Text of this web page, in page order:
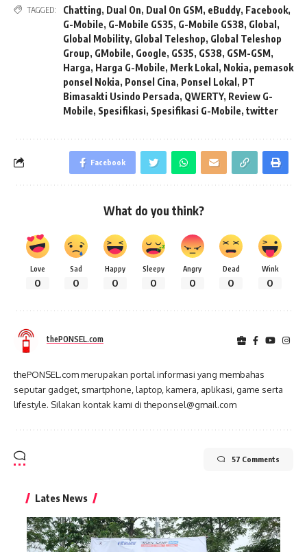
TAGGED: Chatting, Dual On, Dual On GSM, eBuddy, Facebook,
G-Mobile, G-Mobile GS35, G-Mobile GS38, Global ,
Global Mobility, Global Teleshop, Global Teleshop
Group, GMobile, Google, GS35, GS38, GSM-GSM,
Harga, Harga G-Mobile, Merk Lokal , Nokia, pemasok
ponsel Nokia, Ponsel Cina, Ponsel Lokal , PT
Bimasakti Usindo Persada, QWERTY, Review G-
Mobile, Spesifikasi, Spesifikasi G-Mobile, twitter
Facebook
What do you think?
Love
0
Sad
0
Happy
0
Sleepy
0
Angry
0
Dead
0
Wink
0
thePONSEL.com
thePONSEL.com merupakan portal informasi yang membahas
seputar gadget, smartphone, laptop, kamera, aplikasi, game serta
lifestyle. Silakan kontak kami di theponsel@gmail.com
57 Comments
Lates News